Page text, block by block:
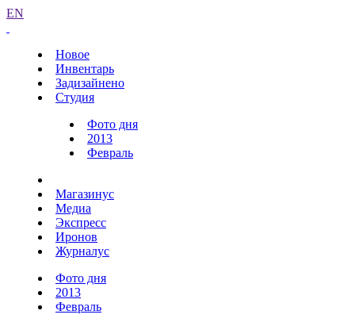
EN
Новое
Инвентарь
Задизайнено
Студия
Фото дня
2013
Февраль
Магазинус
Медиа
Экспресс
Иронов
Журналус
Фото дня
2013
Февраль